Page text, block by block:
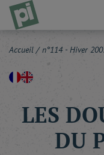
Accueil / n°114 - Hiver
LES
DU